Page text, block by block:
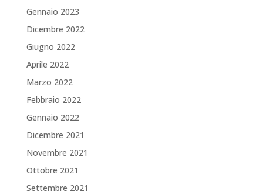
Gennaio 2023
Dicembre 2022
Giugno 2022
Aprile 2022
Marzo 2022
Febbraio 2022
Gennaio 2022
Dicembre 2021
Novembre 2021
Ottobre 2021
Settembre 2021